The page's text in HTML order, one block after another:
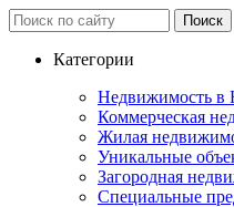
Категории
Недвижимость в
Коммерческая
Жилая
Уникальные
Загородная
Специальные